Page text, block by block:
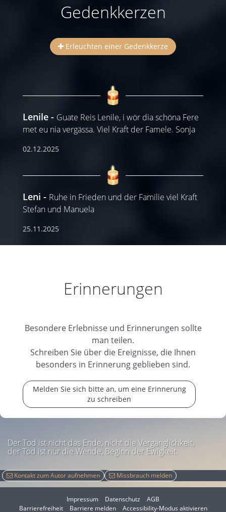
Gedenkkerzen
Erleuchten einer Gedenkkerze
Lenile
Guate Reis Lenile, i wör dia schöna Fere
met eu nia vergässa. Viel Kraft der Famele. Sonja
02.12.2025
Leni
Ruhe in Frieden und der Familie viel Kraft
Stefan und Manuela
25.11.2025
Erinnerungen
Besondere Erlebnisse und Erinnerungen sollte
man teilen.
Schreiben Sie über die Ereignisse, die Ihnen
besonders in Erinnerung geblieben sind.
Melden Sie sich bitte an, um eine Erinnerung
zu schreiben
Der Tod ist nicht das Ende, nicht die Vergänglichkeit,
der Tod ist nur die Wende, Beginn der Ewigkeit.
Kontakt zum Autor aufnehmen Missbrauch melden
Impressum Datenschutz
AGB
Barrierefreiheit
Barriere melden IAccessibility-Modus aktivieren